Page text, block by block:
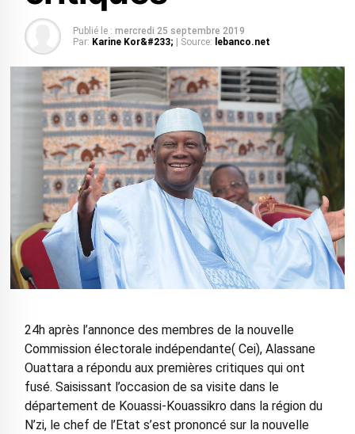
Publié le : mercredi 25 septembre 2019
Par: Karine Kor&#233; | Source: lebanco.net
24h après l’annonce des membres de la nouvelle
Commission électorale indépendante( Cei), Alassane
Ouattara a répondu aux premières critiques qui ont
fusé. Saisissant l’occasion de sa visite dans le
département de Kouassi-Kouassikro dans la région du
N’zi, le chef de l’Etat s’est prononcé sur la nouvelle